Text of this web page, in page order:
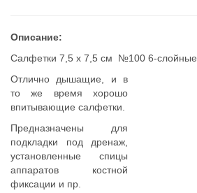
Описание:
Салфетки 7,5 х 7,5 см №100 6-слойные
Отлично дышащие, и в
то же время хорошо
впитывающие салфетки.
Предназначены для
подкладки под дренаж,
установленные спицы
аппаратов костной
фиксации и пр.